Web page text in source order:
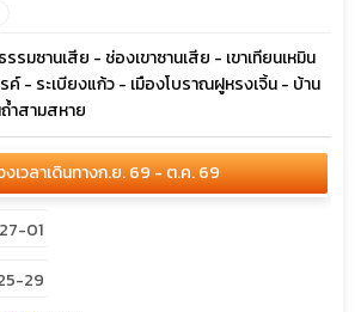
รมซานเสีย - ช่องเขาซานเสีย - เขาเทียนเหมิน
ค์ - ระเบียงแก้ว - เมืองโบราณฝูหรงเจิ้น - บ้าน
ำสามสหาย
งเวลาเดินทางก.ย. 69 - ต.ค. 69
27-01
29